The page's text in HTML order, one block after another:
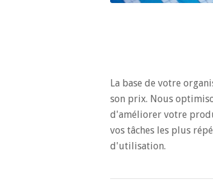
La base de votre
son prix. Nous
d'améliorer votre
vos tâches les plus
d'utilisation.